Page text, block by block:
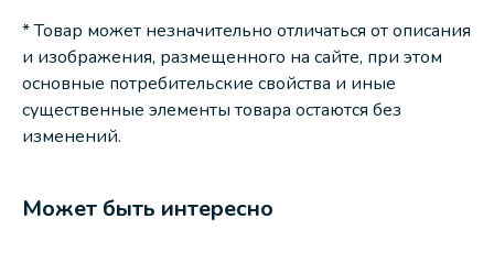
* Товар может незначительно отличаться от описания
и изображения, размещенного на сайте, при этом
основные потребительские свойства и иные
существенные элементы товара остаются без
изменений.
Может быть интересно